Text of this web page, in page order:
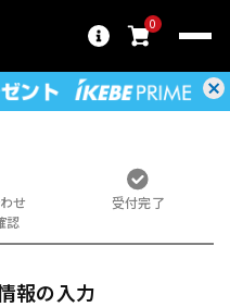
0
せ
認
受付完了
報の入力